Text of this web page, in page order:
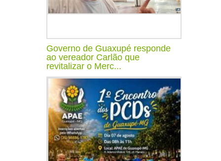
Governo de Guaxupé responde
ao vereador Carlão que
revitalizar o Merc...